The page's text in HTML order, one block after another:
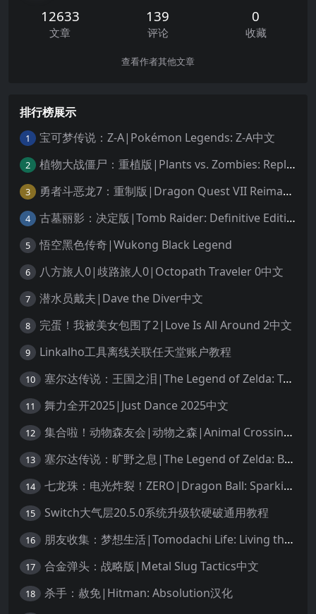
12633
文章
139
评论
0
收藏
查看作者其他文章
排行榜展示
1 宝可梦传说：Z-A|Pokémon Legends: Z-A中文
2 植物大战僵尸：重植版|Plants vs. Zombies: Replanted中文
3 勇者斗恶龙7：重制版|Dragon Quest VII Reimagined中文
4 古墓丽影：决定版|Tomb Raider: Definitive Edition中文
5 悟空黑色传奇|Wukong Black Legend
6 八方旅人0|歧路旅人0|Octopath Traveler 0中文
7 潜水员戴夫|Dave the Diver中文
8 完蛋！我被美女包围了2|Love Is All Around 2中文
9 Linkalho工具离线关联任天堂账户教程
10 塞尔达传说：王国之泪|The Legend of Zelda: Tears of the Kingdom中文
11 舞力全开2025|Just Dance 2025中文
12 集合啦！动物森友会|动物之森|Animal Crossing: New Horizons中文
13 塞尔达传说：旷野之息|The Legend of Zelda: Breath of the Wild中文
14 七龙珠：电光炸裂！ZERO|Dragon Ball: Sparking! Zero中文
15 Switch大气层20.5.0系统升级软硬破通用教程
16 朋友收集：梦想生活|Tomodachi Life: Living the Dream中文
17 合金弹头：战略版|Metal Slug Tactics中文
18 杀手：赦免|Hitman: Absolution汉化